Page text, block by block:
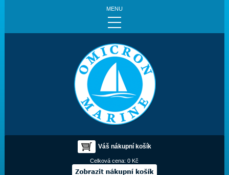
MENU
Váš nákupní košík
Celková cena:0 Kč